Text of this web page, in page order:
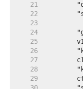
    21
    22
    23
    24
    25
    26
    27
    28
    29